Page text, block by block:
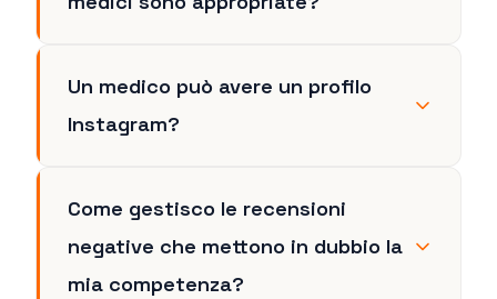
Un medico può avere un profilo
Instagram?
Come gestisco le recensioni
negative che mettono in dubbio la
mia competenza?